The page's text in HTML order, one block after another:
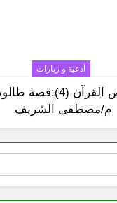
أدعية و زيارات
سلسلة قصص القرآن
م/مصطفى الشريف